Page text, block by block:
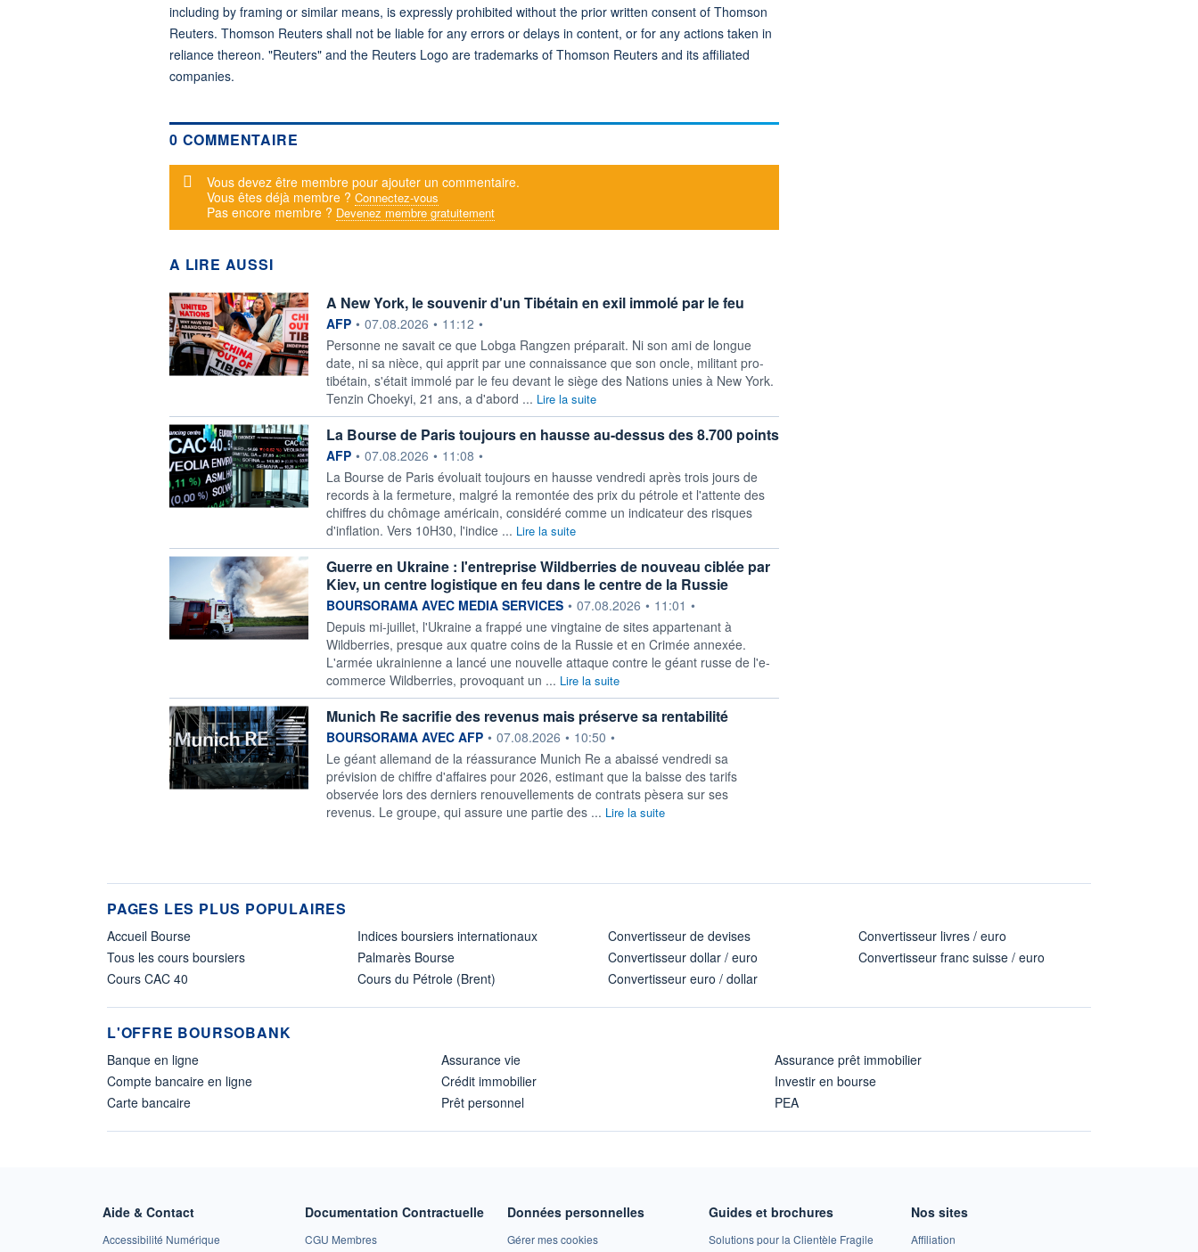
including by framing or similar means, is expressly prohibited without the prior written consent of Thomson
Reuters. Thomson Reuters shall not be liable for any errors or delays in content, or for any actions taken in
reliance thereon. "Reuters" and the Reuters Logo are trademarks of Thomson Reuters and its affiliated
companies.
0 COMMENTAIRE
Message d'alerte
Vous devez être membre pour ajouter un commentaire.
Vous êtes déjà membre ? Connectez-vous
Pas encore membre ? Devenez membre gratuitement
A LIRE AUSSI
A New York, le souvenir d'un Tibétain en exil immolé par le feu
information fournie par
AFP • 07.08.2026 • 11:12 •
Personne ne savait ce que Lobga Rangzen préparait. Ni son ami de longue
date, ni sa nièce, qui apprit par une connaissance que son oncle, militant pro-
tibétain, s'était immolé par le feu devant le siège des Nations unies à New York.
Tenzin Choekyi, 21 ans, a d'abord ... Lire la suite
La Bourse de Paris toujours en hausse au-dessus des 8.700 points
information fournie par
AFP • 07.08.2026 • 11:08 •
La Bourse de Paris évoluait toujours en hausse vendredi après trois jours de
records à la fermeture, malgré la remontée des prix du pétrole et l'attente des
chiffres du chômage américain, considéré comme un indicateur des risques
d'inflation. Vers 10H30, l'indice ... Lire la suite
Guerre en Ukraine : l'entreprise Wildberries de nouveau ciblée par
Kiev, un centre logistique en feu dans le centre de la Russie
information fournie par
BOURSORAMA AVEC MEDIA SERVICES • 07.08.2026 • 11:01 •
Depuis mi-juillet, l'Ukraine a frappé une vingtaine de sites appartenant à
Wildberries, presque aux quatre coins de la Russie et en Crimée annexée.
L'armée ukrainienne a lancé une nouvelle attaque contre le géant russe de l'e-
commerce Wildberries, provoquant un ... Lire la suite
Munich Re sacrifie des revenus mais préserve sa rentabilité
information fournie par
BOURSORAMA AVEC AFP • 07.08.2026 • 10:50 •
Le géant allemand de la réassurance Munich Re a abaissé vendredi sa
prévision de chiffre d'affaires pour 2026, estimant que la baisse des tarifs
observée lors des derniers renouvellements de contrats pèsera sur ses
revenus. Le groupe, qui assure une partie des ... Lire la suite
PAGES LES PLUS POPULAIRES
Accueil Bourse
Tous les cours boursiers
Cours CAC 40
Indices boursiers internationaux
Palmarès Bourse
Cours du Pétrole (Brent)
Convertisseur de devises
Convertisseur dollar / euro
Convertisseur euro / dollar
Convertisseur livres / euro
Convertisseur franc suisse / euro
L'OFFRE BOURSOBANK
Banque en ligne
Compte bancaire en ligne
Carte bancaire
Assurance vie
Crédit immobilier
Prêt personnel
Assurance prêt immobilier
Investir en bourse
PEA
Aide & Contact
Accessibilité Numérique
Documentation Contractuelle
CGU Membres
Données personnelles
Gérer mes cookies
Guides et brochures
Solutions pour la Clientèle Fragile
Nos sites
Affiliation